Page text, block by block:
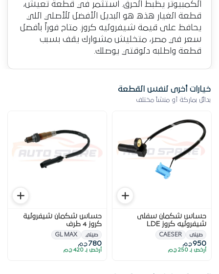
الكمبيوتر يظبط الحرق. استثمر في قطعة تعيش،
قطعة الغيار هذه هو البديل الأفضل للأصلي اللي
يحافظ على قيمة شيفروليه كروز. متاح فوراً بأفضل
سعر في مصر، متخليش مشوارك يقف بسبب
قطعة واطلبه دلوقتي يوصلك.
خيارات أخرى لنفس القطعة
بدائل بماركة أو منشأ مختلف
حساس شكمان سفلى
شيفروليه كروز LDE
صينى CAESER
950ج.م
أرخص بـ 250 ج.م
حساس شكمان شيفرولية
كروز 4 طرف
صيني GL MAX
780 ج.م
أرخص بـ 420 ج.م